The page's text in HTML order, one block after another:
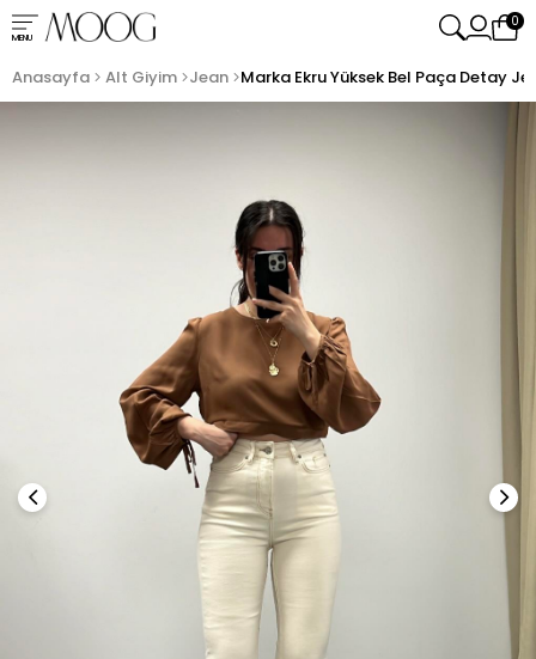
MENU
0
Anasayfa Alt Giyim Jean Marka Ekru Yüksek Bel Paça Detay